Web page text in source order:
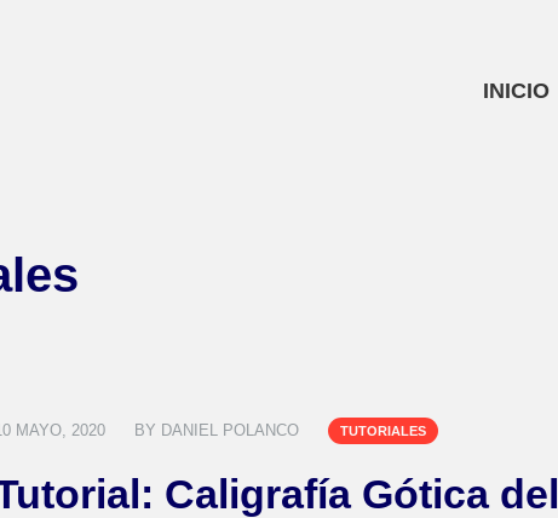
INICIO
MAYO, 2020 BY DANIEL POLANCO TUTORIALES
Caligrafía Gótica del